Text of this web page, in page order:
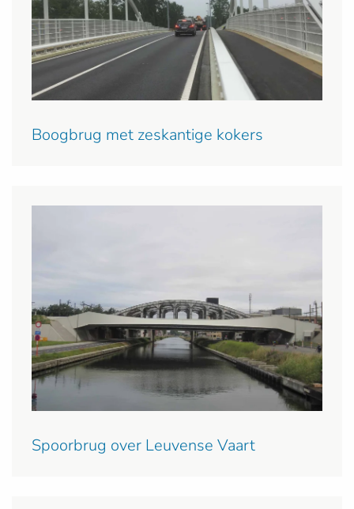
Boogbrug met zeskantige kokers
Spoorbrug over Leuvense Vaart